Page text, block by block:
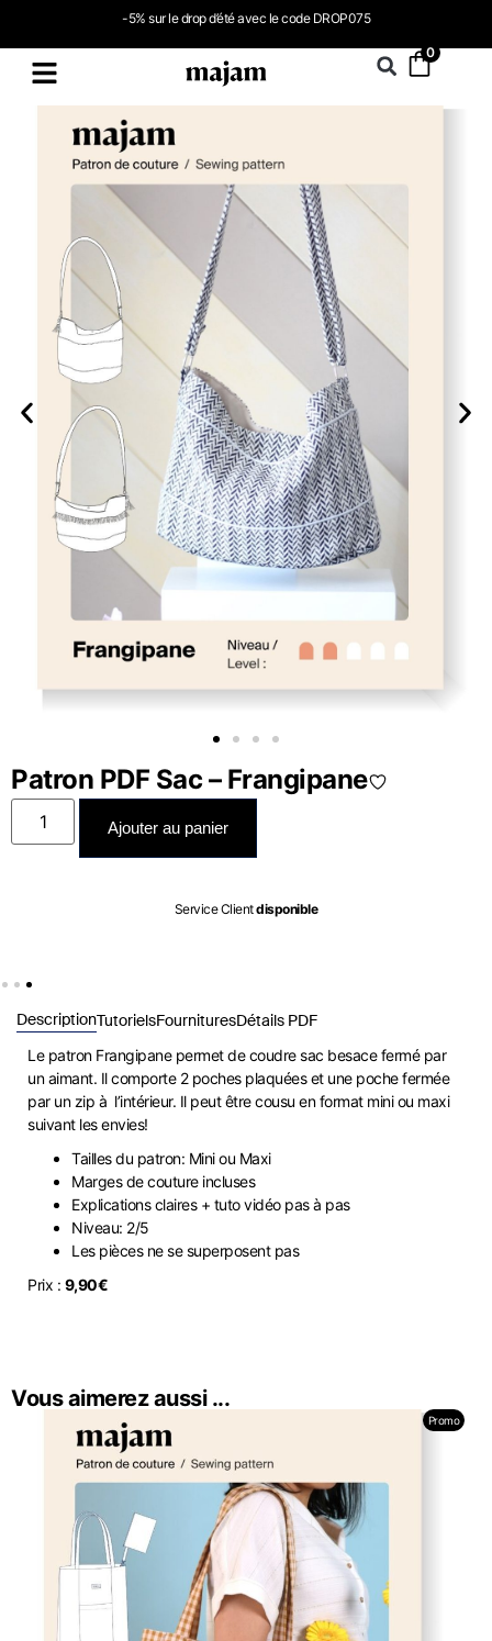
-5% sur le drop d’été avec le code DROP075
0
Patron PDF Sac – Frangipane
Ajouter au panier
Service Clientdisponible
DescriptionTutorielsFournituresDétails PDF
Le patron Frangipane permet de coudre sac besace fermé par
un aimant. Il comporte 2 poches plaquées et une poche fermée
par un zip à l’intérieur. Il peut être cousu en format mini ou maxi
suivant les envies!
Tailles du patron: Mini ou Maxi
Marges de couture incluses
Explications claires + tuto vidéo pas à pas
Niveau: 2/5
Les pièces ne se superposent pas
Prix : 9,90€
Vous aimerez aussi ...
Promo